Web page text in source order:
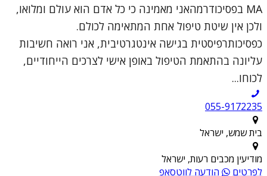
MA בפסיכודרמהאני מאמינה כי כל אדם הוא עולם ומלואו,
ולכן אין שיטת טיפול אחת המתאימה לכולם.
כפסיכותרפיסטית בגישה אינטגרטיבית, אני רואה חשיבות
עליונה בהתאמת הטיפול באופן אישי לצרכים הייחודיים,
לכוחו...
055-9172235
בית שמש, ישראל
מודיעין מכבים רעות, ישראל
לפרטים
הודעה לווטסאפ